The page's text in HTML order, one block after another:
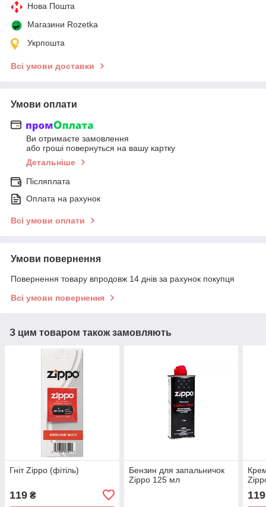
Нова Пошта
Магазини Rozetka
Укрпошта
Всі умови доставки
Умови оплати
Ви отримаєте замовлення
або гроші повернуться на вашу картку
Детальніше
Післяплата
Оплата на рахунок
Всі умови оплати
Умови повернення
Повернення товару впродовж 14 днів за рахунок покупця
Всі умови повернення
З цим товаром також замовляють
Гніт Zippo (фітіль)
119 ₴
Бензин для запальничок
Zippo 125 мл
119